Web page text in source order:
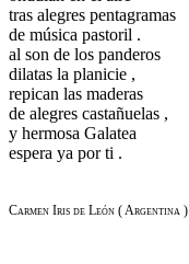
tras alegres pentagramas
de música pastoril .
al son de los panderos
dilatas la planicie ,
repican las maderas
de alegres castañuelas ,
y hermosa Galatea
espera ya por ti .
Carmen Iris de León ( Argentina )